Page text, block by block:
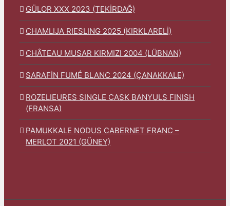
GÜLOR XXX 2023 (TEKİRDAĞ)
CHAMLIJA RIESLING 2025 (KIRKLARELİ)
CHÂTEAU MUSAR KIRMIZI 2004 (LÜBNAN)
SARAFİN FUMÉ BLANC 2024 (ÇANAKKALE)
ROZELIEURES SINGLE CASK BANYULS FINISH
(FRANSA)
PAMUKKALE NODUS CABERNET FRANC –
MERLOT 2021 (GÜNEY)